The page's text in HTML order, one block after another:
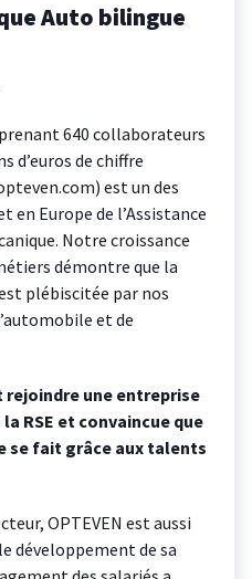
Auto bilingue
640 collaborateurs
d’euros de chiffre
est un des
en Europe de l’Assistance
Notre croissance
démontre que la
plébiscitée par nos
et de
rejoindre une entreprise
RSE et convaincue que
se fait grâce aux talents
OPTEVEN est aussi
développement de sa